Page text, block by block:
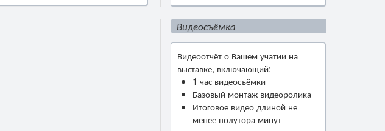
Видеосъёмка
Видеоотчёт о Вашем учатии на
выставке, включающий:
1 час видеосъёмки
Базовый монтаж видеоролика
Итоговое видео длиной не
менее полутора минут